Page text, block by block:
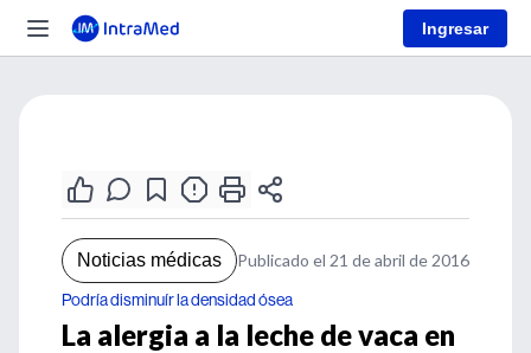
Ingresar
Noticias médicas Publicado el 21 de abril de 2016
Podría disminuír la densidad ósea
La alergia a la leche de vaca en